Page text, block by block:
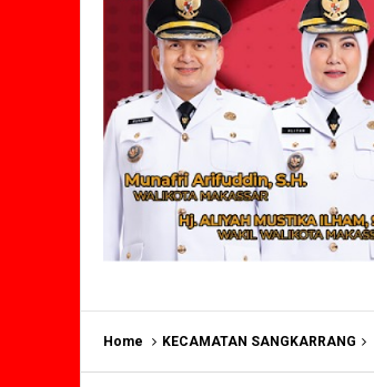
Home KECAMATAN SANGKARRANG